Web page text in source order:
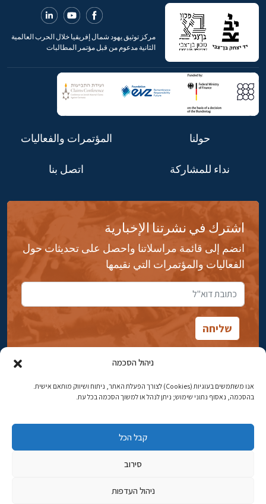
ניהול הסכמה
אנו משתמשים בעוגיות (Cookies) לצורך הפעלת האתר, ניתוח ושיווק מותאם אישית.
בהסכמה, נאסוף נתוני שימוש; ניתן לנהל או למשוך הסכמה בכל עת.
קבל הכל
סירוב
ניהול העדפות
مركز توثيق يهود شمال إفريقيا خلال الحرب العالمية
الثانية مدعوم من قبل مؤتمر المطالبات
حولنا المؤتمرات والفعاليات
نداء للمشاركة اتصل بنا
اشترك في نشرتنا الإخبارية
انضم إلى قائمة مراسلاتنا واحصل على تحديثات حول
الفعاليات والمؤتمرات التي نقيمها
شارع ابن جبيرول، رحافيا ١٤ أورشليم - القدس
البريد الإلكتروني:najww2@ybz.org.il